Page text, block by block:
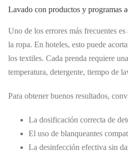
Lavado con productos y programas
Uno de los errores más frecuentes
la ropa. En hoteles, esto puede
los textiles. Cada prenda requiere
temperatura, detergente, tiempo de
Para obtener buenos resultados,
La dosificación correcta de
El uso de blanqueantes
La desinfección efectiva sin